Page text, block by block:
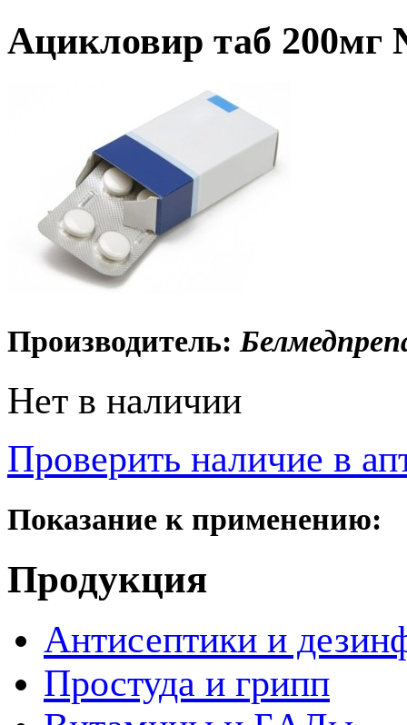
Ацикловир таб 200мг
Производитель:
Нет в наличии
Проверить наличие в
Показание к применению:
Продукция
Антисептики и
Простуда и грипп